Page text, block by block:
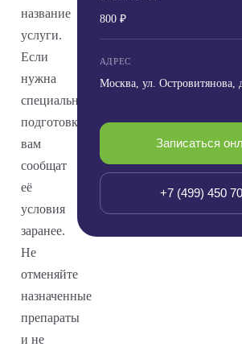
название
услуги.
Если
нужна
специальная
подготовка,
вам
сообщат
её
условия
заранее.
Не
отменяйте
назначенные
препараты
и не
800 ₽
АДРЕС
Москва, ул. Островитянова,
Записаться
+7 (499) 450